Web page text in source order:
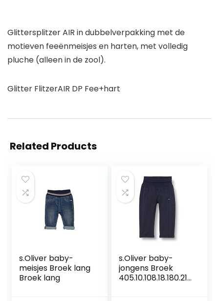
Glittersplitzer AIR in dubbelverpakking met de
motieven feeënmeisjes en harten, met volledig
pluche (alleen in de zool).
Glitter FlitzerAIR DP Fee+hart
Related Products
s.Oliver baby-
meisjes Broek lang
Broek lang
s.Oliver baby-
jongens Broek
405.10.108.18.180.210